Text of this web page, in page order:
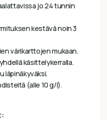
jo 24 tunnin
kestävä noin 3
värikarttojen mukaan.
käsittelykerralla.
läpinäkyväksi.
(alle 10 g/l).